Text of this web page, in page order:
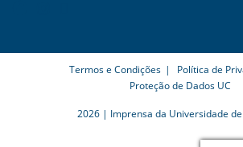
Termos e Condições
Política de
Proteção de Dados UC
2026 | Imprensa da Universidade